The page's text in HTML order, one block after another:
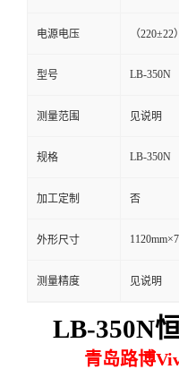
言
电源电压 （
型号 LB-350N
测量范围 见说明
规格 LB-350N
加工定制 否
外形尺寸
测量精度 见说明
LB-350N
青岛路博